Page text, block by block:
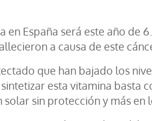
España será este año de
a causa de este
que han bajado los
esta vitamina basta
sin protección y más en